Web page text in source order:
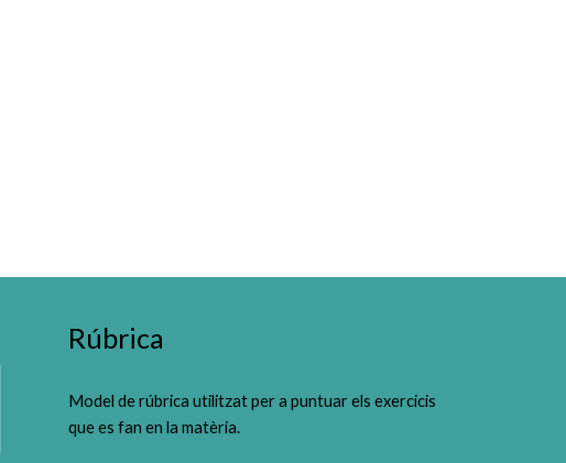
Rúbrica
Model de rúbrica utilitzat per a puntuar els exercicis
que es fan en la matèria.